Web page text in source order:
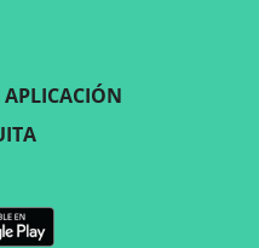
APLICACIÓN